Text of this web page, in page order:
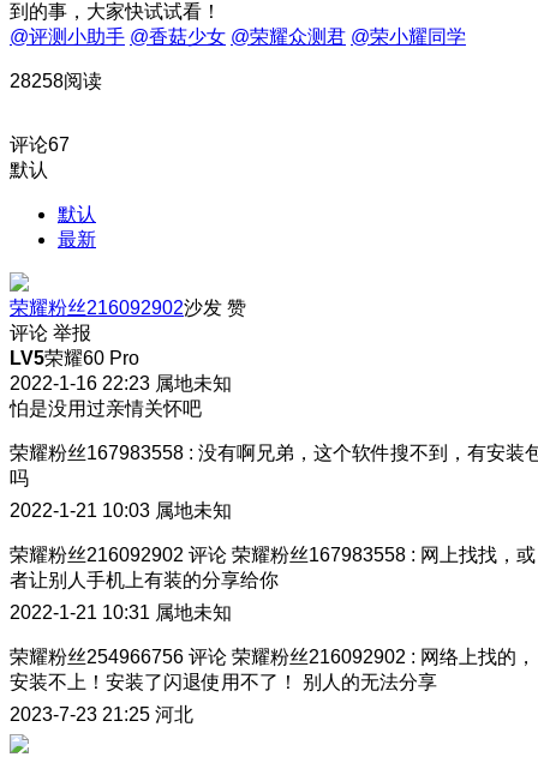
到的事，大家快试试看！
@评测小助手 @香菇少女 @荣耀众测君 @荣小耀同学
28258阅读
评论67
默认
默认
最新
荣耀粉丝216092902沙发 赞
评论 举报
LV5荣耀60 Pro
2022-1-16 22:23 属地未知
怕是没用过亲情关怀吧
荣耀粉丝167983558 : 没有啊兄弟，这个软件搜不到，有安装
吗
2022-1-21 10:03 属地未知
荣耀粉丝216092902 评论 荣耀粉丝167983558 : 网上找找，或
者让别人手机上有装的分享给你
2022-1-21 10:31 属地未知
荣耀粉丝254966756 评论 荣耀粉丝216092902 : 网络上找的，
安装不上！安装了闪退使用不了！ 别人的无法分享
2023-7-23 21:25 河北